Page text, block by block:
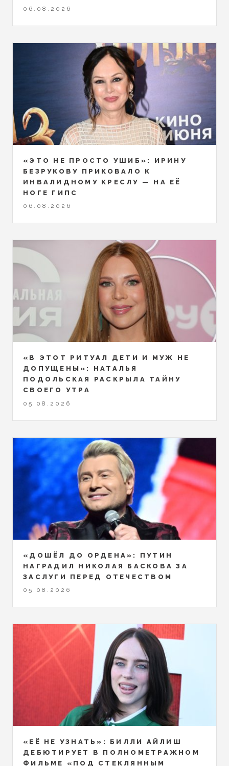
06.08.2026
«ЭТО НЕ ПРОСТО УШИБ»: ИРИНУ
БЕЗРУКОВУ ПРИКОВАЛО К
ИНВАЛИДНОМУ КРЕСЛУ — НА ЕЁ
НОГЕ ГИПС
06.08.2026
«В ЭТОТ РИТУАЛ ДЕТИ И МУЖ НЕ
ДОПУЩЕНЫ»: НАТАЛЬЯ
ПОДОЛЬСКАЯ РАСКРЫЛА ТАЙНУ
СВОЕГО УТРА
05.08.2026
«ДОШЁЛ ДО ОРДЕНА»: ПУТИН
НАГРАДИЛ НИКОЛАЯ БАСКОВА ЗА
ЗАСЛУГИ ПЕРЕД ОТЕЧЕСТВОМ
05.08.2026
«ЕЁ НЕ УЗНАТЬ»: БИЛЛИ АЙЛИШ
ДЕБЮТИРУЕТ В ПОЛНОМЕТРАЖНОМ
ФИЛЬМЕ «ПОД СТЕКЛЯННЫМ